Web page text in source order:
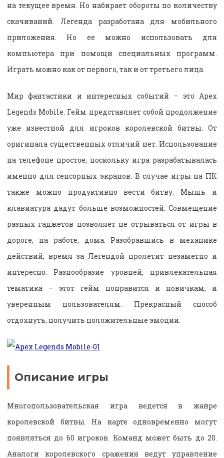
на текущее время. Но набирает обороты по количеству
скачиваний. Легенда разработана для мобильного
приложения. Но ее можно использовать для
компьютера при помощи специальных программ.
Играть можно как от первого, так и от третьего лица.
Мир фантастики и интересных событий – это Apex
Legends Mobile. Гейм представляет собой продолжение
уже известной для игроков королевской битвы. От
оригинала существенных отличий нет. Использование
на телефоне простое, поскольку игра разрабатывалась
именно для сенсорных экранов. В случае игры на ПК
также можно продуктивно вести битву. Мышь и
клавиатура дадут больше возможностей. Совмещение
разных гаджетов позволяет не отрываться от игры в
дороге, на работе, дома. Разобравшись в механике
действий, время за Легендой пролетит незаметно и
интересно. Разнообразие уровней, привлекательная
тематика – этот гейм понравится и новичкам, и
уверенным пользователям. Прекрасный способ
отдохнуть, получить положительные эмоции.
Описание игры
Многопользовательская игра ведется в жанре
королевской битвы. На карте одновременно могут
появляться до 60 игроков. Команд может быть до 20.
Аналоги королевского сражения ведут управление